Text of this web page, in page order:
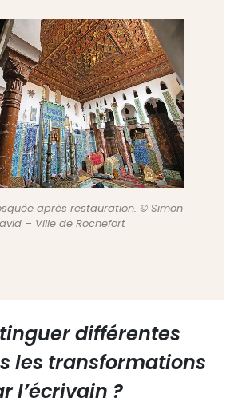
après restauration. © Simon
– Ville de Rochefort
différentes
les transformations
l’écrivain ?